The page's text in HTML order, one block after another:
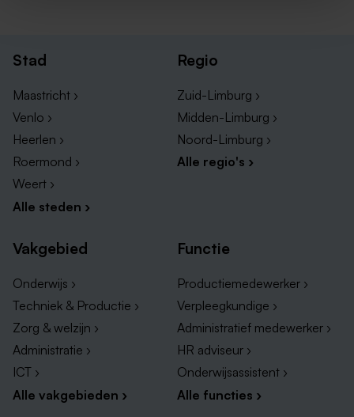
Stad
Maastricht ›
Venlo ›
Heerlen ›
Roermond ›
Weert ›
Alle steden ›
Regio
Zuid-Limburg ›
Midden-Limburg ›
Noord-Limburg ›
Alle regio's ›
Vakgebied
Onderwijs ›
Techniek & Productie ›
Zorg & welzijn ›
Administratie ›
ICT ›
Alle vakgebieden ›
Functie
Productiemedewerker ›
Verpleegkundige ›
Administratief medewerker ›
HR adviseur ›
Onderwijsassistent ›
Alle functies ›